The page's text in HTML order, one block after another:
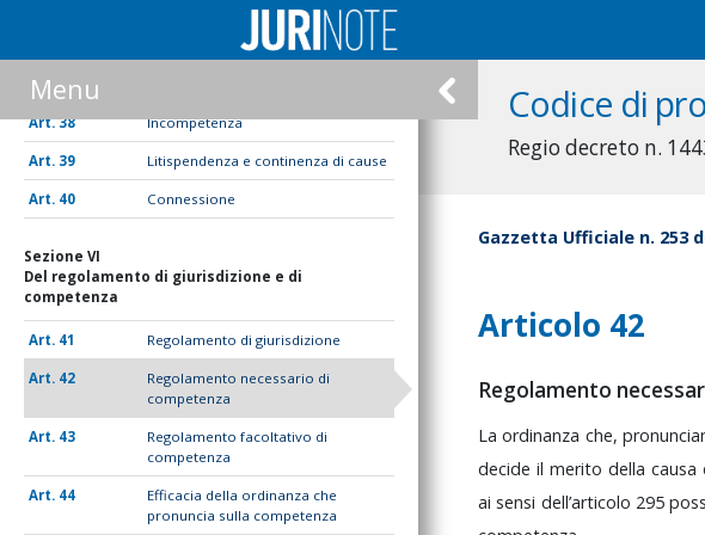
Codice di
Regio decreto n.
Menu
Del difetto di giurisdizione, della incompetenza
37
38 Incompetenza
39 Litispendenza e continenza di cause
40 Connessione
Sezione VI
Del regolamento di giurisdizione e di
competenza
41 Regolamento di giurisdizione
42
Regolamento necessario di
competenza
43
Regolamento facoltativo di
competenza
44
Efficacia della ordinanza che
pronuncia sulla competenza
Gazzetta Ufficiale n. 253
Articolo 42
Regolamento
Laordinanza che,
decide il merito della causa
aisensi dell’articolo 295